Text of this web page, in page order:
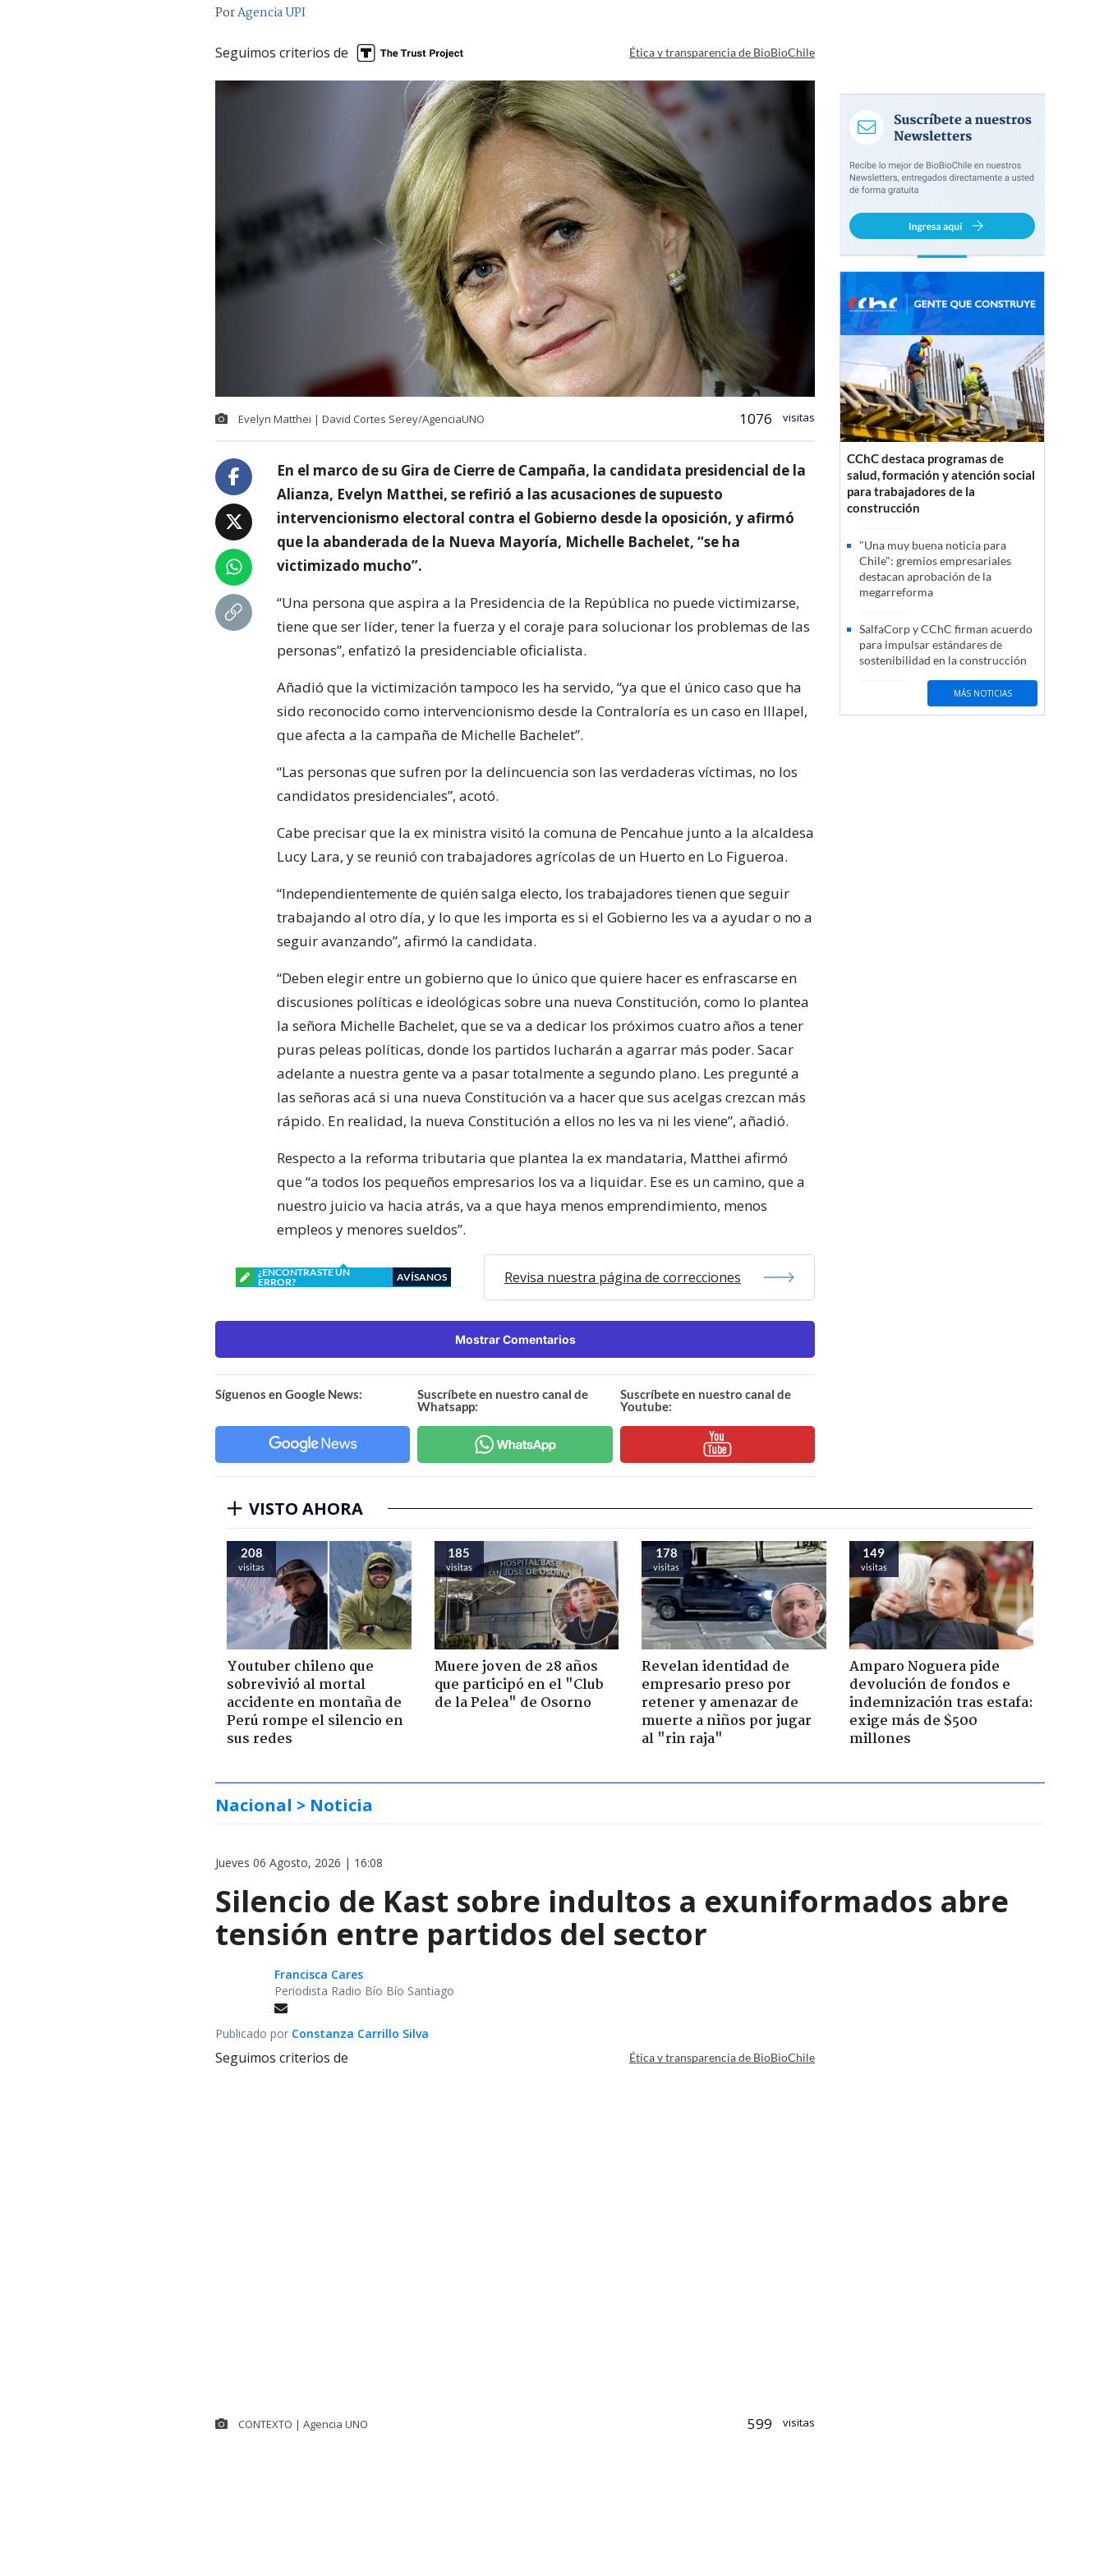
PorAgencia UPI
Seguimos criterios de Ética y transparencia de BioBioChile
Evelyn Matthei | David Cortes Serey/AgenciaUNO 1076 visitas
En el marco de su Gira de Cierre de Campaña, la candidata presidencial de la
Alianza, Evelyn Matthei, se refirió a las acusaciones de supuesto
intervencionismo electoral contra el Gobierno desde la oposición, y afirmó
que la abanderada de la Nueva Mayoría, Michelle Bachelet, “se ha
victimizado mucho”.
“Una persona que aspira a la Presidencia de la República no puede victimizarse,
tiene que ser líder, tener la fuerza y el coraje para solucionar los problemas de las
personas”, enfatizó la presidenciable oficialista.
Añadió que la victimización tampoco les ha servido, “ya que el único caso que ha
sido reconocido como intervencionismo desde la Contraloría es un caso en Illapel,
que afecta a la campaña de Michelle Bachelet”.
“Las personas que sufren por la delincuencia son las verdaderas víctimas, no los
candidatos presidenciales”, acotó.
Cabe precisar que la ex ministra visitó la comuna de Pencahue junto a la alcaldesa
Lucy Lara, y se reunió con trabajadores agrícolas de un Huerto en Lo Figueroa.
“Independientemente de quién salga electo, los trabajadores tienen que seguir
trabajando al otro día, y lo que les importa es si el Gobierno les va a ayudar o no a
seguir avanzando”, afirmó la candidata.
“Deben elegir entre un gobierno que lo único que quiere hacer es enfrascarse en
discusiones políticas e ideológicas sobre una nueva Constitución, como lo plantea
la señora Michelle Bachelet, que se va a dedicar los próximos cuatro años a tener
puras peleas políticas, donde los partidos lucharán a agarrar más poder. Sacar
adelante a nuestra gente va a pasar totalmente a segundo plano. Les pregunté a
las señoras acá si una nueva Constitución va a hacer que sus acelgas crezcan más
rápido. En realidad, la nueva Constitución a ellos no les va ni les viene”, añadió.
Respecto a la reforma tributaria que plantea la ex mandataria, Matthei afirmó
que “a todos los pequeños empresarios los va a liquidar. Ese es un camino, que a
nuestro juicio va hacia atrás, va a que haya menos emprendimiento, menos
empleos y menores sueldos”.
¿ENCONTRASTE UN
ERROR?
AVÍSANOS Revisa nuestra página de correcciones
Mostrar Comentarios
Síguenos en Google News:
Suscríbete en nuestro canal de
Whatsapp:
Suscríbete en nuestro canal de
Youtube:
CChC destaca programas de
salud, formación y atención social
para trabajadores de la
construcción
"Una muy buena noticia para
Chile": gremios empresariales
destacan aprobación de la
megarreforma
SalfaCorp y CChC firman acuerdo
para impulsar estándares de
sostenibilidad en la construcción
MÁS NOTICIAS
VISTO AHORA
208
visitas
Youtuber chileno que
sobrevivió al mortal
accidente en montaña de
Perú rompe el silencio en
sus redes
185
visitas
Muere joven de 28 años
que participó en el "Club
de la Pelea" de Osorno
178
visitas
Revelan identidad de
empresario preso por
retener y amenazar de
muerte a niños por jugar
al "rin raja"
149
visitas
Amparo Noguera pide
devolución de fondos e
indemnización tras estafa:
exige más de $500
millones
Nacional > Noticia
Jueves 06 Agosto, 2026 | 16:08
Silencio de Kast sobre indultos a exuniformados abre
tensión entre partidos del sector
Francisca Cares
Periodista Radio Bío Bío Santiago
Publicado por Constanza Carrillo Silva
Seguimos criterios de Ética y transparencia de BioBioChile
CONTEXTO | Agencia UNO 599 visitas